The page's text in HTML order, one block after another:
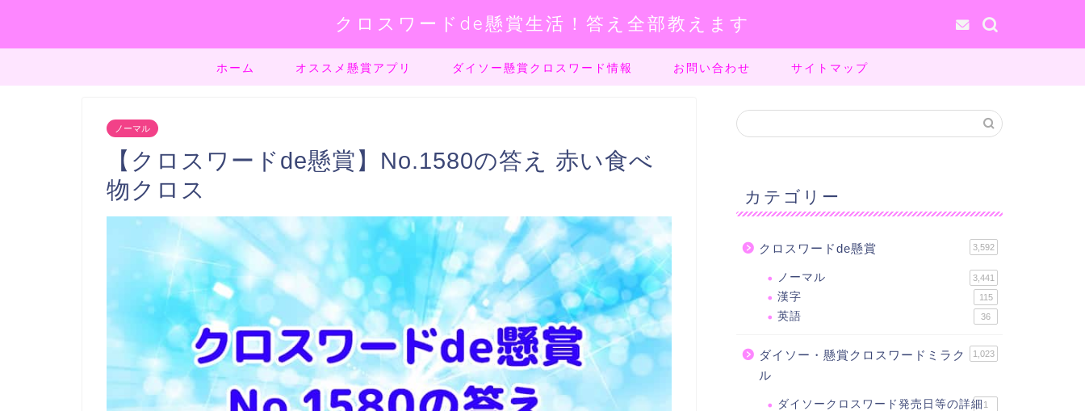
クロスワードde懸賞生活！答え全部教えます
ホーム オススメ懸賞アプリ ダイソー懸賞クロスワード情報 お問い合わせ サイトマップ
ノーマル
【クロスワードde懸賞】No.1580の答え 赤い食べ
物クロス
カテゴリー
クロスワードde懸賞 3,592
ノーマル 3,441
漢字 115
英語 36
ダイソー・懸賞クロスワードミラク
ル
1,023
ダイソークロスワード発売日等の詳細 1